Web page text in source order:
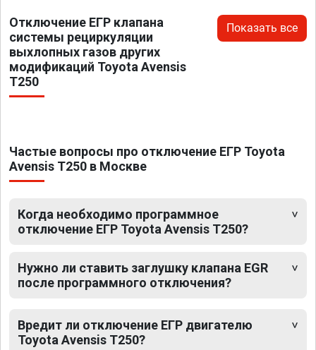
Отключение ЕГР клапана
системы рециркуляции
выхлопных газов других
модификаций Toyota Avensis
T250
Показать все
Частые вопросы про отключение ЕГР Toyota
Avensis T250 в Москве
Когда необходимо программное
отключение ЕГР Toyota Avensis T250?
Нужно ли ставить заглушку клапана EGR
после программного отключения?
Вредит ли отключение ЕГР двигателю
Toyota Avensis T250?